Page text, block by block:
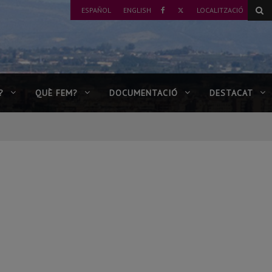
FACEBOOK
TWITTER
LOCALITZACIÓ
ESPAÑOL ENGLISH
QUÈ FEM? DOCUMENTACIÓ DESTACAT